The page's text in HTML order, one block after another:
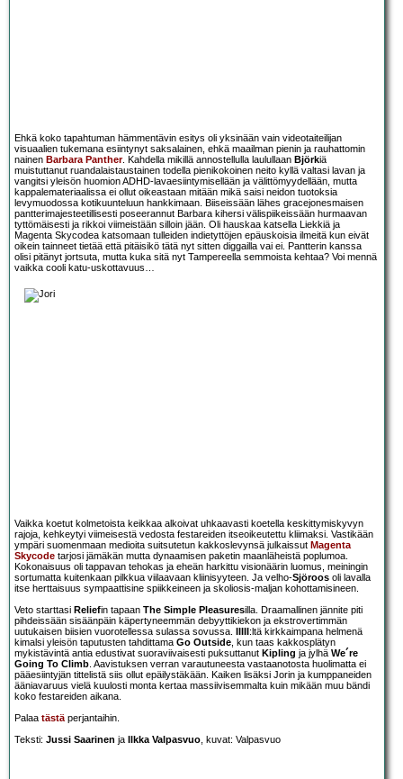
Ehkä koko tapahtuman hämmentävin esitys oli yksinään vain videotaiteilijan
visuaalien tukemana esiintynyt saksalainen, ehkä maailman pienin ja rauhattomin
nainen Barbara Panther. Kahdella mikillä annostellulla laulullaan Björkiä
muistuttanut ruandalaistaustainen todella pienikokoinen neito kyllä valtasi lavan ja
vangitsi yleisön huomion ADHD-lavaesiintymisellään ja välittömyydellään, mutta
kappalemateriaalissa ei ollut oikeastaan mitään mikä saisi neidon tuotoksia
levymuodossa kotikuunteluun hankkimaan. Biiseissään lähes gracejonesmaisen
pantterimajesteetillisesti poseerannut Barbara kihersi välispiikeissään hurmaavan
tyttömäisesti ja rikkoi viimeistään silloin jään. Oli hauskaa katsella Liekkiä ja
Magenta Skycodea katsomaan tulleiden indietyttöjen epäuskoisia ilmeitä kun eivät
oikein tainneet tietää että pitäisikö tätä nyt sitten diggailla vai ei. Pantterin kanssa
olisi pitänyt jortsuta, mutta kuka sitä nyt Tampereella semmoista kehtaa? Voi mennä
vaikka cooli katu-uskottavuus…
Vaikka koetut kolmetoista keikkaa alkoivat uhkaavasti koetella keskittymiskyvyn
rajoja, kehkeytyi viimeisestä vedosta festareiden itseoikeutettu kliimaksi. Vastikään
ympäri suomenmaan medioita suitsutetun kakkoslevynsä julkaissut Magenta
Skycode tarjosi jämäkän mutta dynaamisen paketin maanläheistä poplumoa.
Kokonaisuus oli tappavan tehokas ja eheän harkittu visionäärin luomus, meiningin
sortumatta kuitenkaan pilkkua viilaavaan kliinisyyteen. Ja velho-Sjöroos oli lavalla
itse herttaisuus sympaattisine spiikkeineen ja skoliosis-maljan kohottamisineen.
Veto starttasi Reliefin tapaan The Simple Pleasuresilla. Draamallinen jännite piti
pihdeissään sisäänpäin käpertyneemmän debyyttikiekon ja ekstrovertimmän
uutukaisen biisien vuorotellessa sulassa sovussa.
:ltä kirkkaimpana helmenä
kimalsi yleisön taputusten tahdittama Go Outside, kun taas kakkosplätyn
mykistävintä antia edustivat suoraviivaisesti puksuttanut Kipling ja jylhä We´re
Going To Climb. Aavistuksen verran varautuneesta vastaanotosta huolimatta ei
pääesiintyjän tittelistä siis ollut epäilystäkään. Kaiken lisäksi Jorin ja kumppaneiden
ääniavaruus vielä kuulosti monta kertaa massiivisemmalta kuin mikään muu bändi
koko festareiden aikana.
Palaa tästäperjantaihin.
Teksti: Jussi Saarinen ja Ilkka Valpasvuo, kuvat: Valpasvuo